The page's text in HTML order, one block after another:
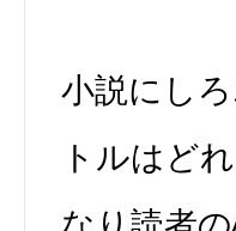
小説にし
トルはど